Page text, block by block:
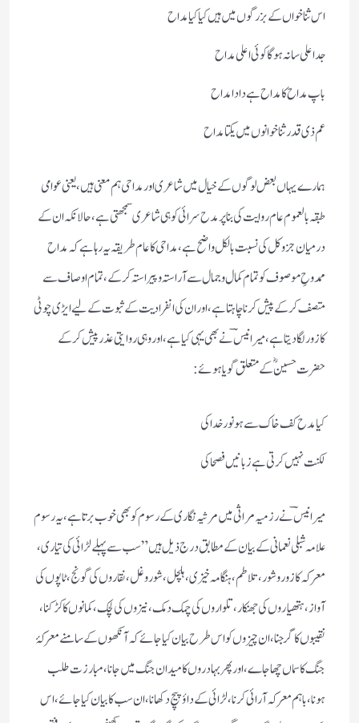
اس ثنا خواں کے بزرگوں میں ہیں کیا کیا مداح
جد اعلی سا نہ ہوگا کوئی اعلی مداح
باپ مداح کا مداح ہے دادا مداح
عم ذی قدر ثنا خوانوں میں یکتا مداح
ہمارے یہاں بعض لوگوں کے خیال میں شاعری اور مداحی ہم معنی ہیں، یعنی عوامی
طبقہ بالعموم عام روایت کی بنا پر مدح سرائی کو ہی شاعری سمجھتی ہے، حالانکہ ان کے
درمیان جزو کل کی نسبت بالکل واضح ہے، مداحی کا عام طریقہ یہ رہا ہے کہ مداح
ممدوحِ موصوف کو تمام کمال و جمال سے آراستہ و پیراستہ کر کے، تمام اوصاف سے
متصف کر کے پیش کرنا چاہتا ہے، اور ان کی انفرادیت کے ثبوت کے لیے ایڑی چوٹی
کا زور لگا دیتا ہے، میر انیسؔ نے بھی یہی کیا ہے، اور وہی روایتی عذر پیش کر کے
حضرت حسینؓ کے متعلق گویا ہوئے:
کیا مدح کف خاک سے ہو نور خدا کی
لکنت نہیں کرتی ہے زبانیں فصحا کی
میر انیسؔ نے رزمیہ مراثی میں مرثیہ نگاری کے رسوم کو بھی خوب برتا ہے، یہ رسوم
علامہ شبلی نعمانی کے بیان کے مطابق درج ذیل ہیں ”سب سے پہلے لڑائی کی تیاری،
معرکہ کا زور و شور، تلاطم، ہنگامہ خیزی، ہلچل، شور و غل، نقاروں کی گونج، ٹاپوں کی
آواز، ہتھیاروں کی جھنکار، تلواروں کی چمک دمک، نیزوں کی لچک، کمانوں کا کڑکنا،
نقیبوں کا گرجنا، ان چیزوں کو اس طرح بیان کیا جائے کہ آنکھوں کے سامنے معرکۂ
جنگ کا سماں چھا جاے، اور پھر بہادروں کا میدان جنگ میں جانا، مبارزت طلب
ہونا، باہم معرکہ آرائی کرنا، لڑائی کے داؤ پیچ دکھانا، ان سب کا بیان کیا جائے، اس